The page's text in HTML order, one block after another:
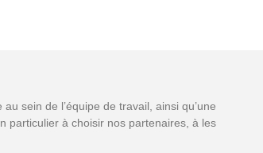
sein de l’équipe de travail, ainsi qu’une
particulier à choisir nos partenaires, à les